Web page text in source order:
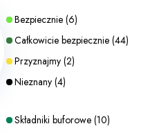
Bezpiecznie (6)
Całkowicie bezpiecznie (44)
Przyznajmy (2)
Nieznany (4)
Składniki buforowe (10)